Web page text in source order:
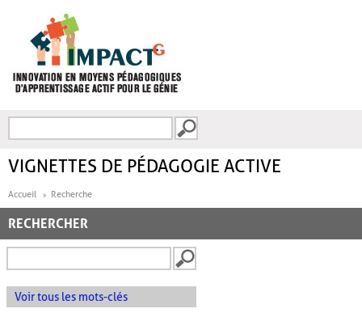
FORMULAIRE DE
VIGNETTES DE PÉDAGOGIE ACTIVE
Accueil Recherche
RECHERCHER
Voir tous les mots-clés